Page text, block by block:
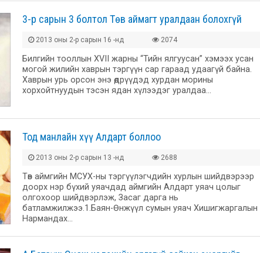
3-р сарын 3 болтол Төв аймагт уралдаан болохгүй
2013 оны 2-р сарын 16 -нд 2074
Билгийн тооллын XVII жарны “Тийн ялгуусан” хэмээх усан
могой жилийн хаврын тэргүүн сар гараад удаагүй байна.
Хаврын урь орсон энэ өдрүүдэд хурдан морины
хорхойтнуудын тэсэн ядан хүлээдэг уралдаа…
Тод манлайн хүү Алдарт боллоо
2013 оны 2-р сарын 13 -нд 2688
Төв аймгийн МСУХ-ны тэргүүлэгчдийн хурлын шийдвэрээр
доорх нэр бүхий уяачдад аймгийн Алдарт уяач цолыг
олгохоор шийдвэрлэж, Засаг дарга нь
батламжилжээ.1.Баян-Өнжүүл сумын уяач Хишигжаргалын
Нармандах…